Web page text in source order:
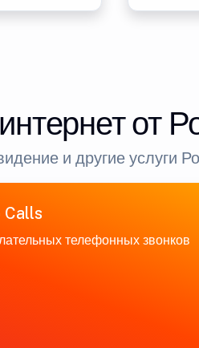
от
и другие услуги
Calls
телефонных звонков